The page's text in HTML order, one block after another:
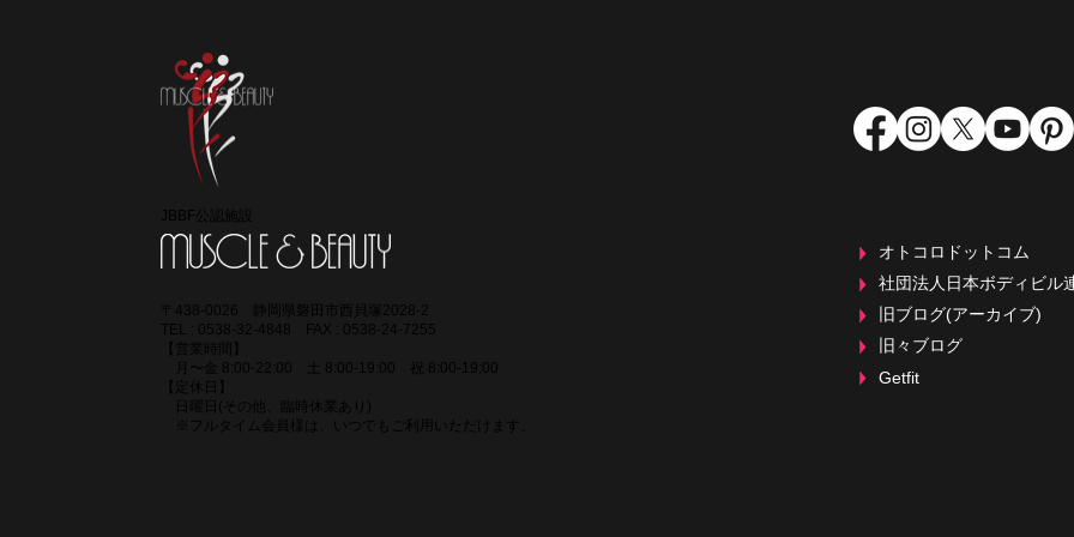
JBBF公認施設
〒438-0026 静岡県磐田市西貝塚2028-2
TEL : 0538-32-4848 FAX : 0538-24-7255
月〜金 8:00-22:00 土 8:00-19:00 祝 8:00-19:00
日曜日(その他、臨時休業あり)
​ ※フルタイム会員様は、いつでもご利用いただけます。
オトコロドットコム
Getfit
旧々ブログ
旧ブログ(アーカイブ)
社団法人日本ボディビル